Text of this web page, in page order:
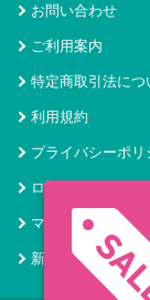
お問い合わせ
ご利用案内
特定商取引法につ
利用規約
プライバシーポリ
ログイン
マイページ
新規会員登録